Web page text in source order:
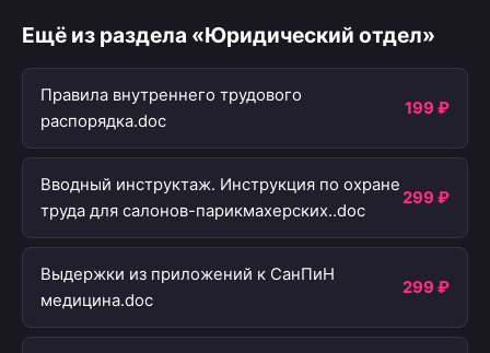
Ещё из раздела «Юридический отдел»
Правила внутреннего трудового
распорядка.doc
199 ₽
Вводный инструктаж. Инструкция по охране
труда для салонов-парикмахерских..doc
299 ₽
Выдержки из приложений к СанПиН
медицина.doc
299 ₽